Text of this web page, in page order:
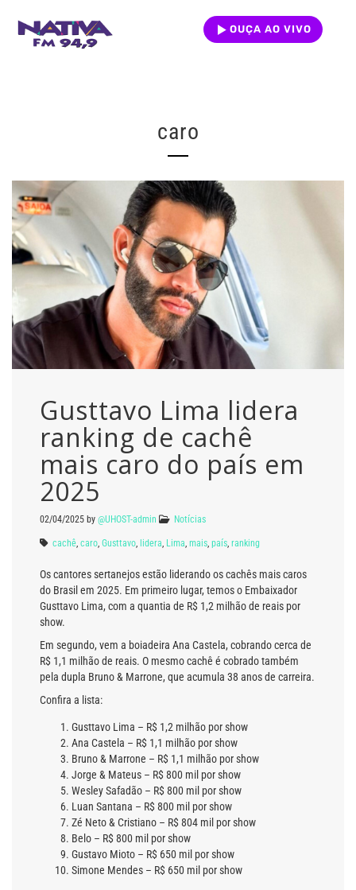
OUÇA AO VIVO
caro
Gusttavo Lima lidera
ranking de cachê
mais caro do país em
2025
02/04/2025 by @UHOST-admin Notícias
cachê caro Gusttavo lidera Lima mais país ranking
Os cantores sertanejos estão liderando os cachês mais caros
do Brasil em 2025. Em primeiro lugar, temos o Embaixador
Gusttavo Lima, com a quantia de R$ 1,2 milhão de reais por
show.
Em segundo, vem a boiadeira Ana Castela, cobrando cerca de
R$ 1,1 milhão de reais. O mesmo cachê é cobrado também
pela dupla Bruno & Marrone, que acumula 38 anos de carreira.
Confira a lista:
Gusttavo Lima – R$ 1,2 milhão por show
Ana Castela – R$ 1,1 milhão por show
Bruno & Marrone – R$ 1,1 milhão por show
Jorge & Mateus – R$ 800 mil por show
Wesley Safadão – R$ 800 mil por show
Luan Santana – R$ 800 mil por show
Zé Neto & Cristiano – R$ 804 mil por show
Belo – R$ 800 mil por show
Gustavo Mioto – R$ 650 mil por show
Simone Mendes – R$ 650 mil por show